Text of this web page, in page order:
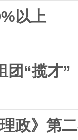
以上
团“揽才”
政》第